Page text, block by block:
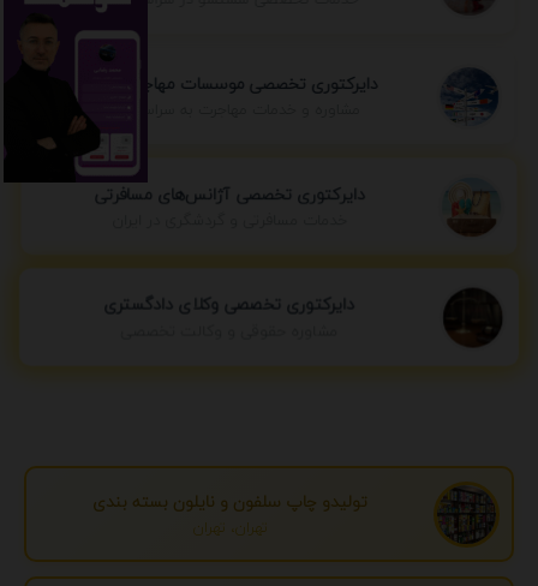
دایرکتوری تخصصی موسسات مهاجرتی ایران
مشاوره و خدمات مهاجرت به سراسر جهان
دایرکتوری تخصصی آژانس‌های مسافرتی
دایرکتوری تخصصی وکلای دادگستری
تولیدو چاپ سلفون و نایلون بسته بندی
تهران، تهران